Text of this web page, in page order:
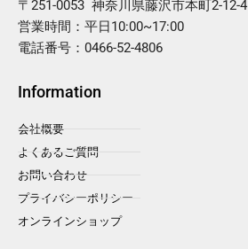
〒251-0053 神奈川県藤沢市本町2-12-4
営業時間：平日10:00~17:00
電話番号：0466-52-4806
Information
会社概要
よくあるご質問
お問い合わせ
プライバシーポリシー
オンラインショップ